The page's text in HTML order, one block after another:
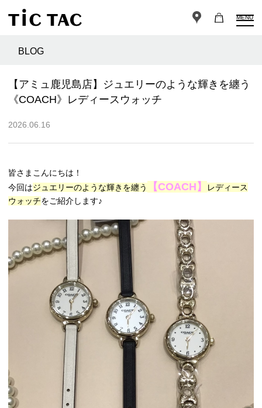
MENU
BLOG
【アミュ鹿児島店】ジュエリーのような輝きを纏う
《COACH》レディースウォッチ
2026.06.16
皆さまこんにちは！
今回はジュエリーのような輝きを纏う 【COACH】
レディース
ウォッチをご紹介します♪